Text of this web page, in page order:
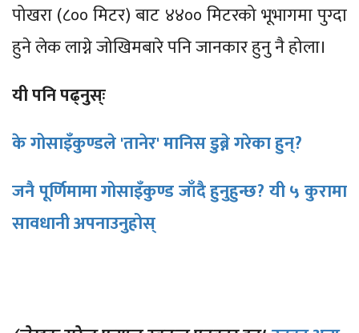
पोखरा (८०० मिटर) बाट ४४०० मिटरको भूभागमा पुग्दा
हुने लेक लाग्ने जोखिमबारे पनि जानकार हुनु नै होला।
यी पनि पढ्नुस्ः
के गोसाइँकुण्डले 'तानेर' मानिस डुब्ने गरेका हुन्?
जनै पूर्णिमामा गोसाइँकुण्ड जाँदै हुनुहुन्छ? यी ५ कुरामा
सावधानी अपनाउनुहोस्